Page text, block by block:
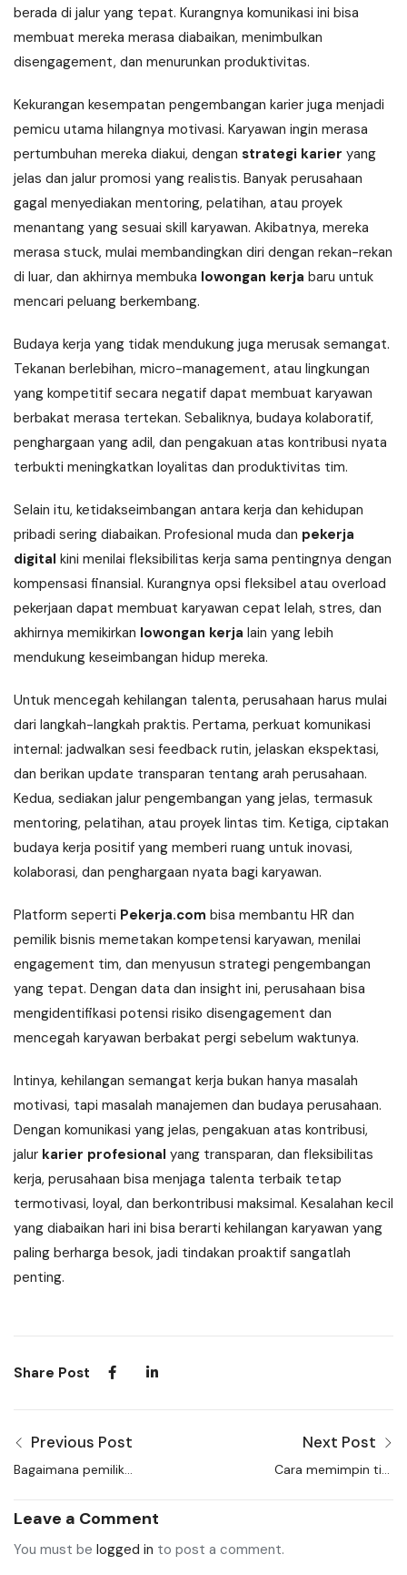
berada di jalur yang tepat. Kurangnya komunikasi ini bisa
membuat mereka merasa diabaikan, menimbulkan
disengagement, dan menurunkan produktivitas.
Kekurangan kesempatan pengembangan karier juga menjadi
pemicu utama hilangnya motivasi. Karyawan ingin merasa
pertumbuhan mereka diakui, dengan strategi karier yang
jelas dan jalur promosi yang realistis. Banyak perusahaan
gagal menyediakan mentoring, pelatihan, atau proyek
menantang yang sesuai skill karyawan. Akibatnya, mereka
merasa stuck, mulai membandingkan diri dengan rekan-rekan
di luar, dan akhirnya membuka lowongan kerja baru untuk
mencari peluang berkembang.
Budaya kerja yang tidak mendukung juga merusak semangat.
Tekanan berlebihan, micro-management, atau lingkungan
yang kompetitif secara negatif dapat membuat karyawan
berbakat merasa tertekan. Sebaliknya, budaya kolaboratif,
penghargaan yang adil, dan pengakuan atas kontribusi nyata
terbukti meningkatkan loyalitas dan produktivitas tim.
Selain itu, ketidakseimbangan antara kerja dan kehidupan
pribadi sering diabaikan. Profesional muda dan pekerja
digital kini menilai fleksibilitas kerja sama pentingnya dengan
kompensasi finansial. Kurangnya opsi fleksibel atau overload
pekerjaan dapat membuat karyawan cepat lelah, stres, dan
akhirnya memikirkan lowongan kerja lain yang lebih
mendukung keseimbangan hidup mereka.
Untuk mencegah kehilangan talenta, perusahaan harus mulai
dari langkah-langkah praktis. Pertama, perkuat komunikasi
internal: jadwalkan sesi feedback rutin, jelaskan ekspektasi,
dan berikan update transparan tentang arah perusahaan.
Kedua, sediakan jalur pengembangan yang jelas, termasuk
mentoring, pelatihan, atau proyek lintas tim. Ketiga, ciptakan
budaya kerja positif yang memberi ruang untuk inovasi,
kolaborasi, dan penghargaan nyata bagi karyawan.
Platform seperti Pekerja.com bisa membantu HR dan
pemilik bisnis memetakan kompetensi karyawan, menilai
engagement tim, dan menyusun strategi pengembangan
yang tepat. Dengan data dan insight ini, perusahaan bisa
mengidentifikasi potensi risiko disengagement dan
mencegah karyawan berbakat pergi sebelum waktunya.
Intinya, kehilangan semangat kerja bukan hanya masalah
motivasi, tapi masalah manajemen dan budaya perusahaan.
Dengan komunikasi yang jelas, pengakuan atas kontribusi,
jalur karier profesional yang transparan, dan fleksibilitas
kerja, perusahaan bisa menjaga talenta terbaik tetap
termotivasi, loyal, dan berkontribusi maksimal. Kesalahan kecil
yang diabaikan hari ini bisa berarti kehilangan karyawan yang
paling berharga besok, jadi tindakan proaktif sangatlah
penting.
Share Post
Previous Post
Bagaimana pemilik
dalam menarik talenta
Next Post
Cara memimpin tim
Leave a Comment
You must be logged in to post a comment.